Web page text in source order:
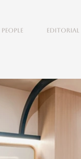
People Editorial